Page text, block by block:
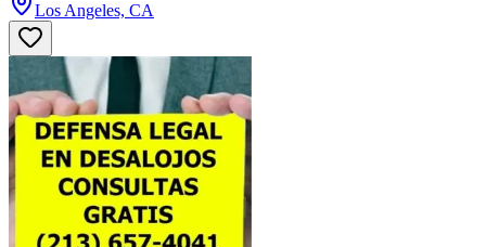
Los Angeles, CA